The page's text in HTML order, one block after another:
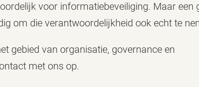
voor informatiebeveiliging. Maar een
om die verantwoordelijkheid ook echt te
gebied van organisatie, governance en
met ons op.